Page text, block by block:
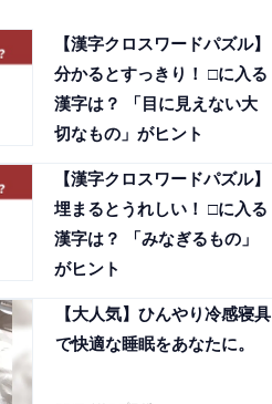
【漢字クロスワードパズル】
分かるとすっきり！ □に入る
漢字は？ 「目に見えない大
切なもの」がヒント
【漢字クロスワードパズル】
埋まるとうれしい！ □に入る
漢字は？ 「みなぎるもの」
がヒント
【大人気】ひんやり冷感寝具
で快適な睡眠をあなたに。